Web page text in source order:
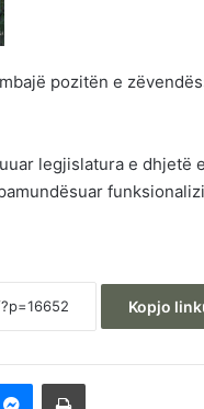
pozitën e
legjislatura e dhjetë
Kopjo
MessengerPrintoje